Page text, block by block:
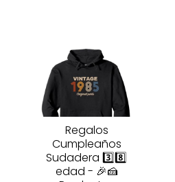
Regalos
Cumpleaños
Sudadera 3️⃣8️⃣
edad - 🎉🍰